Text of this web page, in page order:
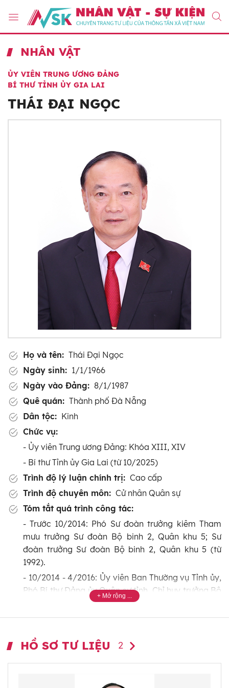
NHÂN VẬT
ỦY VIÊN TRUNG ƯƠNG ĐẢNG
BÍ THƯ TỈNH ỦY GIA LAI
THÁI ĐẠI NGỌC
Họ và tên: Thái Đại Ngọc
Ngày sinh: 1/1/1966
Ngày vào Đảng: 8/1/1987
Quê quán: Thành phố Đà Nẵng
Dân tộc: Kinh
Chức vụ:
- Ủy viên Trung ương Đảng: Khóa XIII, XIV
- Bí thư Tỉnh ủy Gia Lai (từ 10/2025)
Trình độ lý luận chính trị: Cao cấp
Trình độ chuyên môn: Cử nhân Quân sự
Tóm tắt quá trình công tác:
- Trước 10/2014: Phó Sư đoàn trưởng kiêm Tham
mưu trưởng Sư đoàn Bộ binh 2, Quân khu 5; Sư
đoàn trưởng Sư đoàn Bộ binh 2, Quân khu 5 (từ
1992).
- 10/2014 - 4/2016: Ủy viên Ban Thường vụ Tỉnh ủy,
Phó Bí thư Đảng ủy Quân sự tỉnh, Chỉ huy trưởng Bộ
Chỉ huy Quân sự tỉnh Đăk Nông, Quân khu 5.
- 5/2016 - 5/2018: Đảng ủy viên Quân khu 5, Phó Tư
- 6/2016: Được thăng quân hàm từ Đại tá lên Thiếu
HỒ SƠ TƯ LIỆU 2